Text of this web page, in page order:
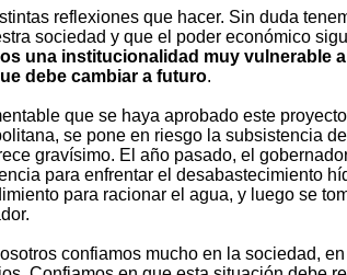
reflexiones que hacer. Sin duda
sociedad y que el poder económico
una institucionalidad muy vulnerable
debe cambiar a futuro.
que se haya aprobado este
se pone en riesgo la subsistencia
gravísimo. El año pasado, el
para enfrentar el desabastecimiento
para racionar el agua, y luego se
confiamos mucho en la sociedad,